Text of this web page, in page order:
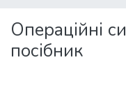
Операційні
посібник